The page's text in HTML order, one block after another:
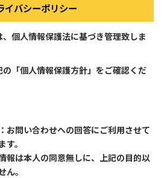
イバシーポリシー
個人情報保護法に基づき管理致しま
「個人情報保護方針」をご確認くだ
お問い合わせへの回答にご利用させて
。
報は本人の同意無しに、上記の目的以
。